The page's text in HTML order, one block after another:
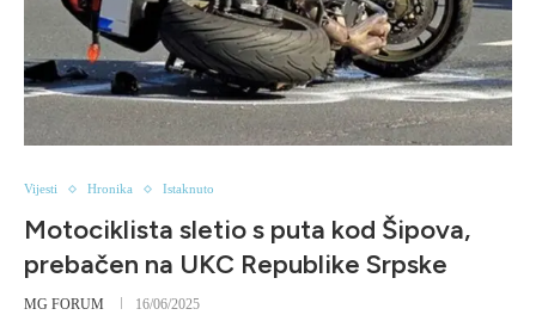
Vijesti Hronika Istaknuto
Motociklista sletio s puta kod Šipova,
prebačen na UKC Republike Srpske
MG FORUM 16/06/2025